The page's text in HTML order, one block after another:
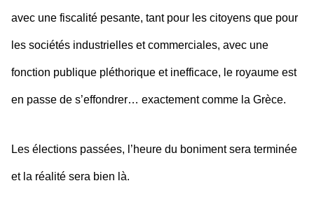
avec une fiscalité pesante, tant pour les citoyens que pour
les sociétés industrielles et commerciales, avec une
fonction publique pléthorique et inefficace, le royaume est
en passe de s’effondrer… exactement comme la Grèce.
Les élections passées, l’heure du boniment sera terminée
et la réalité sera bien là.